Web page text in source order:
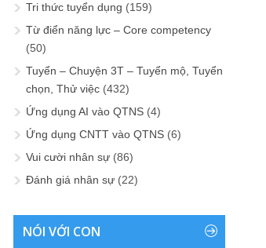
Tri thức tuyển dụng (159)
Từ điển năng lực – Core competency
(50)
Tuyển – Chuyện 3T – Tuyển mộ, Tuyển
chọn, Thử việc (432)
Ứng dụng AI vào QTNS (4)
Ứng dụng CNTT vào QTNS (6)
Vui cười nhân sự (86)
Đánh giá nhân sự (22)
NÓI VỚI CON